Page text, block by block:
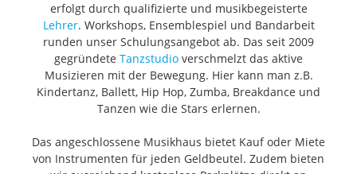
erfolgt durch qualifizierte und musikbegeisterte
Lehrer. Workshops, Ensemblespiel und Bandarbeit
runden unser Schulungsangebot ab. Das seit 2009
gegründete Tanzstudio verschmelzt das aktive
Musizieren mit der Bewegung. Hier kann man z.B.
Kindertanz, Ballett, Hip Hop, Zumba, Breakdance und
Tanzen wie die Stars erlernen.
Das angeschlossene Musikhaus bietet Kauf oder Miete
von Instrumenten für jeden Geldbeutel. Zudem bieten